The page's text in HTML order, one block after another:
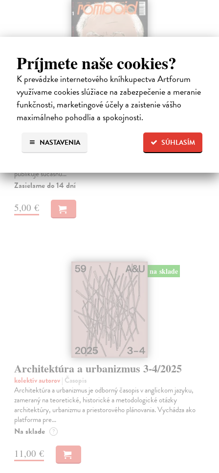
Príjmete naše cookies?
K prevádzke internetového kníhkupectva Artforum
využívame cookies slúžiace na zabezpečenie a meranie
funkčnosti, marketingové účely a zaistenie vášho
maximálneho pohodlia a spokojnosti.
SÚHLASÍM
NASTAVENIA
Romboid 1/2026
Periodikum je určené predovšetkým literátom, prekladateľom,
kritikom a záujemcom o súčasnú slovenskú literatúru a umenie.
publikuje súčasnú…
Zasielame do 14 dní
5,00 €
na sklade
Architektúra a urbanizmus 3-4/2025
kolektív autorov| Časopis
Architektúra a urbanizmus je odborný časopis v anglickom jazyku,
zameraný na teoretické, historické a metodologické otázky
architektúry, urbanizmu a priestorového plánovania. Vychádza ako
platforma pre…
Na sklade ?
11,00 €